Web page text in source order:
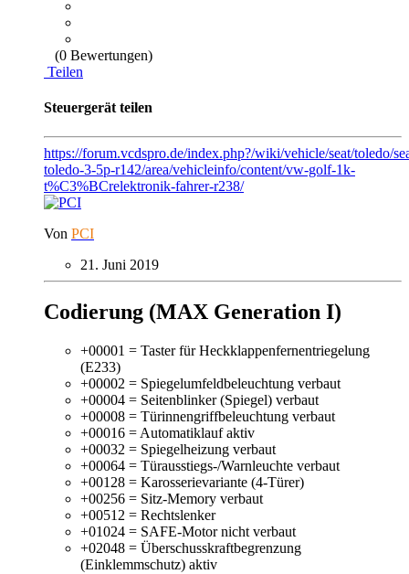
(0 Bewertungen)
Teilen
Steuergerät teilen
https://forum.vcdspro.de/index.php?/wiki/vehicle/seat/toledo/
toledo-3-5p-r142/area/vehicleinfo/content/vw-golf-1k-
t%C3%BCrelektronik-fahrer-r238/
Von PCI
21. Juni 2019
Codierung (MAX Generation I)
+00001 = Taster für Heckklappenfernentriegelung
(E233)
+00002 = Spiegelumfeldbeleuchtung verbaut
+00004 = Seitenblinker (Spiegel) verbaut
+00008 = Türinnengriffbeleuchtung verbaut
+00016 = Automatiklauf aktiv
+00032 = Spiegelheizung verbaut
+00064 = Türausstiegs-/Warnleuchte verbaut
+00128 = Karosserievariante (4-Türer)
+00256 = Sitz-Memory verbaut
+00512 = Rechtslenker
+01024 = SAFE-Motor nicht verbaut
+02048 = Überschusskraftbegrenzung
(Einklemmschutz) aktiv